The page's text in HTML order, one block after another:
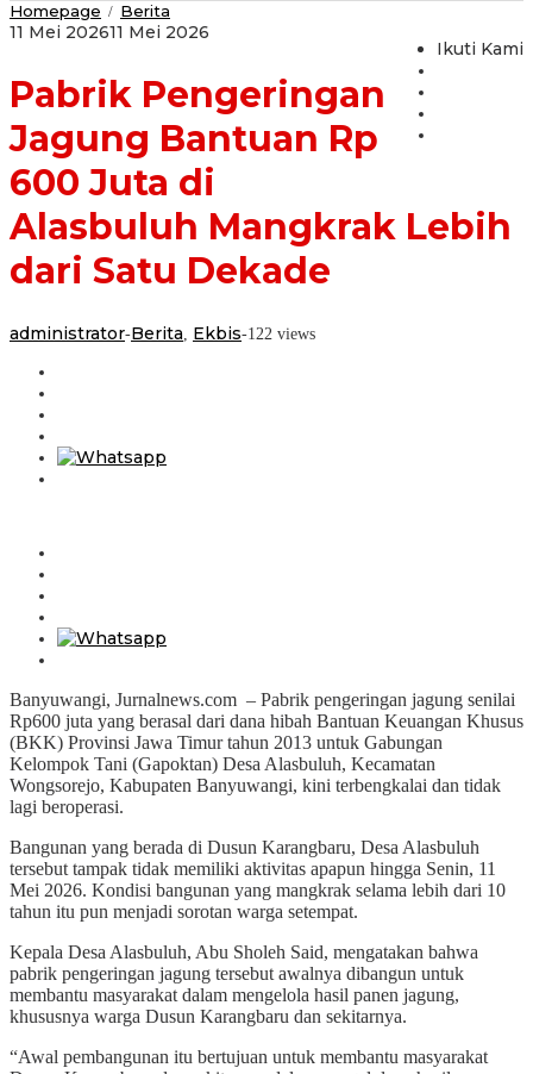
Homepage / Berita
Pengeringan
Rp
600
Juta
di
Mangkrak
Lebih
dari
Satu
Dekade
Ikuti Kami
11 Mei 202611 Mei 2026
Pabrik Pengeringan
Jagung Bantuan Rp
600 Juta di
Alasbuluh Mangkrak Lebih
dari Satu Dekade
administrator-Berita Ekbis-122 views
Banyuwangi, Jurnalnews.com – Pabrik pengeringan jagung senilai
Rp600 juta yang berasal dari dana hibah Bantuan Keuangan Khusus
(BKK) Provinsi Jawa Timur tahun 2013 untuk Gabungan
Kelompok Tani (Gapoktan) Desa Alasbuluh, Kecamatan
Wongsorejo, Kabupaten Banyuwangi, kini terbengkalai dan tidak
lagi beroperasi.
Bangunan yang berada di Dusun Karangbaru, Desa Alasbuluh
tersebut tampak tidak memiliki aktivitas apapun hingga Senin, 11
Mei 2026. Kondisi bangunan yang mangkrak selama lebih dari 10
tahun itu pun menjadi sorotan warga setempat.
Kepala Desa Alasbuluh, Abu Sholeh Said, mengatakan bahwa
pabrik pengeringan jagung tersebut awalnya dibangun untuk
membantu masyarakat dalam mengelola hasil panen jagung,
khususnya warga Dusun Karangbaru dan sekitarnya.
“Awal pembangunan itu bertujuan untuk membantu masyarakat